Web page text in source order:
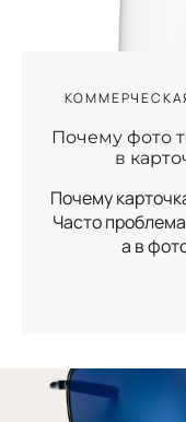
Почему фото
в
Почему
Часто
а в